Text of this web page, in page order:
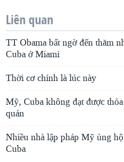
Liên quan
TT Obama bất ngờ đến thăm
Cuba ở Miami
Thời cơ chính là lúc này
Mỹ, Cuba không đạt được
quán
Nhiều nhà lập pháp Mỹ ủng
Cuba